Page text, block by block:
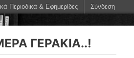
ΓΕΡΆΚΙΑ..!
Περιοδικά & Εφημερίδες Σύνδεση